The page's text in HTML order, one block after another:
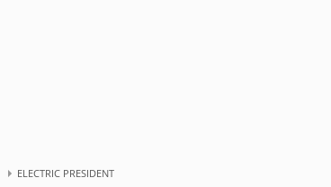
ELECTRIC PRESIDENT